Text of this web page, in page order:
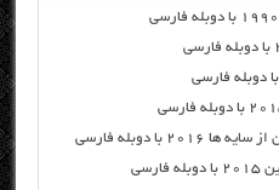
با دوبله فارسی